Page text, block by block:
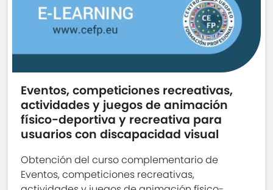
Eventos, competiciones recreativas,
actividades y juegos de animación
físico-deportiva y recreativa para
usuarios con discapacidad visual
Obtención del curso complementario de
Eventos, competiciones recreativas,